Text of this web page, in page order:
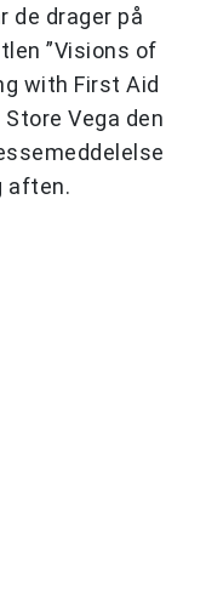
de drager på
”Visions of
with First Aid
Vega den
aften.